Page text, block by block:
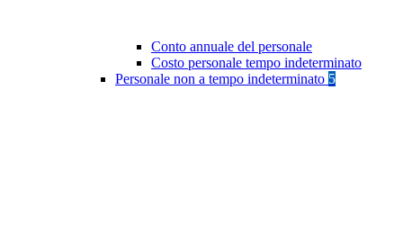
Conto annuale del personale
Costo personale tempo indeterminato
Personale non a tempo indeterminato 5